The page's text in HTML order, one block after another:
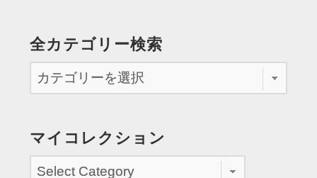
全カテゴリー検索
マイコレクション